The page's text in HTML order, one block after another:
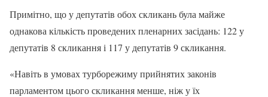
Примітно, що у депутатів обох скликань була майже
однакова кількість проведених пленарних засідань: 122 у
депутатів 8 скликання і 117 у депутатів 9 скликання.
«Навіть в умовах турборежиму прийнятих законів
парламентом цього скликання менше, ніж у їх